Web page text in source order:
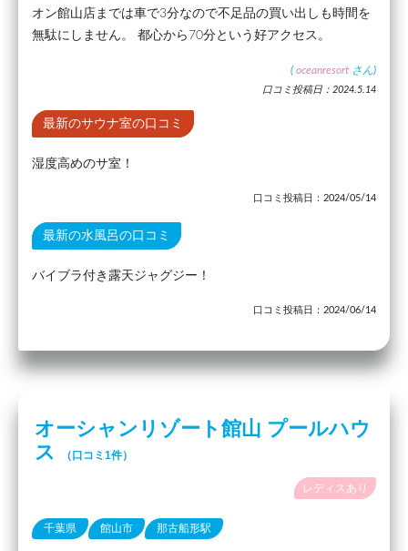
オン館山店までは車で3分なので不足品の買い出しも時間を
無駄にしません。 都心から70分という好アクセス。
( oceanresort さん)
口コミ投稿日：2024.5.14
最新のサウナ室の口コミ
湿度高めのサ室！
口コミ投稿日：2024/05/14
最新の水風呂の口コミ
バイブラ付き露天ジャグジー！
口コミ投稿日：2024/06/14
オーシャンリゾート館山 プールハウ
ス
（口コミ1件）
レディスあり
千葉県 館山市 那古船形駅